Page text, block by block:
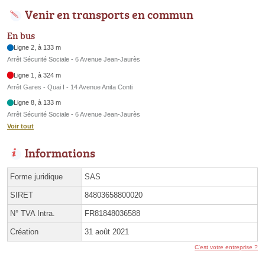
Venir en transports en commun
En bus
Ligne 2, à 133 m
Arrêt Sécurité Sociale - 6 Avenue Jean-Jaurès
Ligne 1, à 324 m
Arrêt Gares - Quai I - 14 Avenue Anita Conti
Ligne 8, à 133 m
Arrêt Sécurité Sociale - 6 Avenue Jean-Jaurès
Voir tout
Informations
Forme juridique SAS
SIRET 84803658800020
N° TVA Intra. FR81848036588
Création 31 août 2021
C'est votre entreprise ?